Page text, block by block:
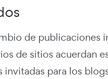
de publicaciones
de sitios acuerdan
invitadas para los